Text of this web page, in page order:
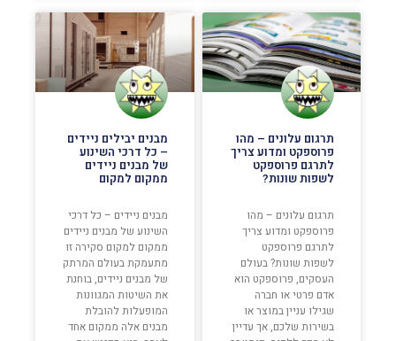
תרגום עלונים – מהו
פרוספקט ומדוע צריך
לתרגם פרוספקט
לשפות שונות?
תרגום עלונים – מהו
פרוספקט ומדוע צריך
לתרגם פרוספקט
לשפות שונות? בעולם
העסקים, פרוספקט הוא
אדם פרטי או חברה
שגילו עניין במוצר או
בשירות שלכם, אך עדיין
מבנים יבילים ניידים
– כל דרכי השינוע
של מבנים ניידים
ממקום למקום
מבנים ניידים – כל דרכי
השינוע של מבנים ניידים
ממקום למקום סקירה זו
מתעמקת בעולם המרתק
של מבנים ניידים, בוחנת
את השיטות המגוונות
המופעלות להובלת
מבנים אלה ממקום אחד